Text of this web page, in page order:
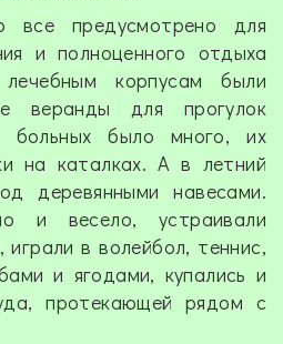
все предусмотрено для
и полноценного отдыха
корпусам были
веранды для прогулок
больных было много, их
на каталках. А в летний
деревянными навесами.
и весело, устраивали
в волейбол, теннис,
и ягодами, купались и
протекающей рядом с